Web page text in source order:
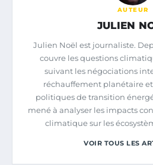
AUTEUR
JULIEN
Julien Noël est journaliste.
couvre les questions
suivant les négociations
réchauffement planétaire
politiques de transition
mené à analyser les impacts
climatique sur les
VOIR TOUS LES